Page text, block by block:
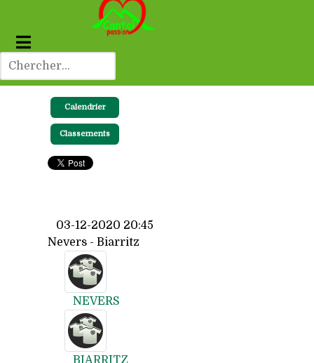
Calendrier
Classements
03-12-2020 20:45
Nevers - Biarritz
NEVERS